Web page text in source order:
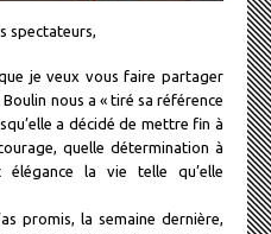
spectateurs,
je veux vous faire partager
nous a « tiré sa référence
a décidé de mettre fin à
quelle détermination à
la vie telle qu’elle
promis, la semaine dernière,